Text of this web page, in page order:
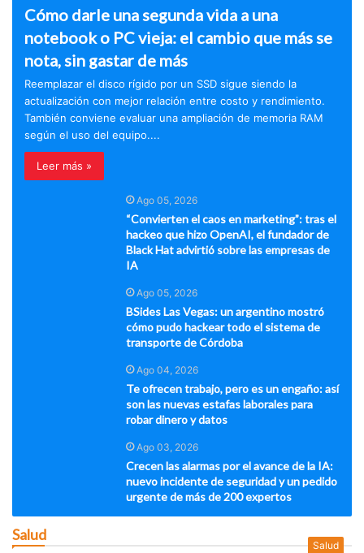
Cómo darle una segunda vida a una
notebook o PC vieja: el cambio que más se
nota, sin gastar de más
Reemplazar el disco rígido por un SSD sigue siendo la
actualización con mejor relación entre costo y rendimiento.
También conviene evaluar una ampliación de memoria RAM
según el uso del equipo....
Leer más »
Ago 05, 2026
“Convierten el caos en marketing”: tras el
hackeo que hizo OpenAI, el fundador de
Black Hat advirtió sobre las empresas de
IA
Ago 05, 2026
BSides Las Vegas: un argentino mostró
cómo pudo hackear todo el sistema de
transporte de Córdoba
Ago 04, 2026
Te ofrecen trabajo, pero es un engaño: así
son las nuevas estafas laborales para
robar dinero y datos
Ago 03, 2026
Crecen las alarmas por el avance de la IA:
nuevo incidente de seguridad y un pedido
urgente de más de 200 expertos
Salud
Salud